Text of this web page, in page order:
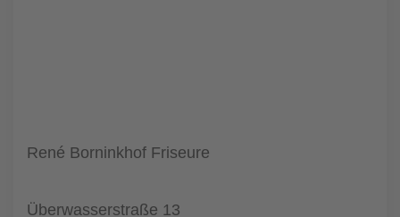
René Borninkhof Friseure
Überwasserstraße 13